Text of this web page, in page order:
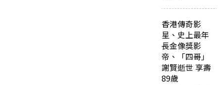
香港傳奇影
星、史上最年
長金像獎影
帝、「四哥」
謝賢逝世 享壽
89歲